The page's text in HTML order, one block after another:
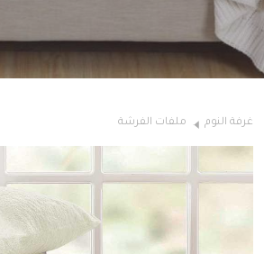
غرفة النوم ملفات الفرشة